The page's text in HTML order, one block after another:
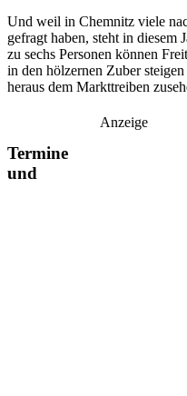
Und weil in Chemnitz viele
gefragt haben, steht in diesem
zu sechs Personen können
in den hölzernen Zuber
heraus dem Markttreiben
Anzeige
Termine
und